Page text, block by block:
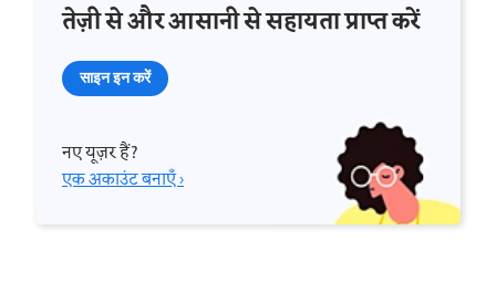
तेज़ी से और आसानी से सहायता प्राप्त करें
साइन इन करें
नए यूज़र हैं?
एक अकाउंट बनाएँ ›